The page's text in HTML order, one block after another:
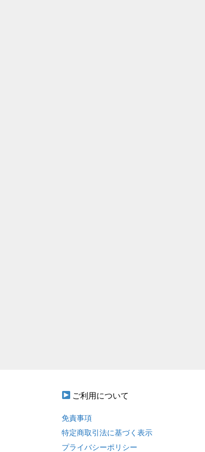
ご利用について
免責事項
特定商取引法に基づく表示
プライバシーポリシー